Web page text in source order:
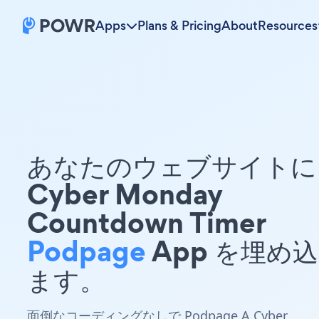
Apps Plans & PricingAboutResources
あなたのウェブサイト
Cyber Monday
Countdown Timer
PodpageApp を埋め
ます。
面倒なコーディングなしで Podpage A Cyber